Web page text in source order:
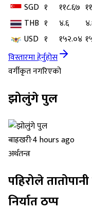
SGD १ ११८.६७
THB १ ४.६
USD १ १५२.०४
विस्तारमा हेर्नुहोस
वर्गीकृत नगरिएको
झोलुंगे पुल
बाह्रखरी·4 hours ago
अर्थतन्त्र
पहिरोले
निर्यात ठप्प